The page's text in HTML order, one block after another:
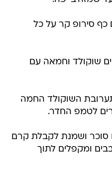
כף סירופ קר על כל
שוקולד וחמאה עם
לתערובת השוקולד החמה
לטמפ החדר.
סוכר ושמנת לקבלת קרם
ומקפלים לתוך